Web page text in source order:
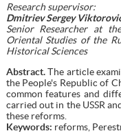
Research supervisor:
Dmitriev Sergey
Senior Researcher at
Oriental Studies of the
Historical Sciences
Abstract.Тhe article
the People's Republic of
common features and
carried out in the USSR
these reforms.
Keywords: reforms,